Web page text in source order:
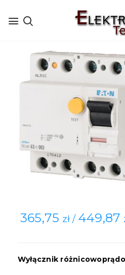
365,75 zł / 449,87
Wyłącznik